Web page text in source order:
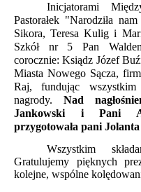
Inicjatorami
Pastorałek "Narodziła
Sikora, Teresa Kulig i
Szkół nr 5 Pan
corocznie: Ksiądz Józef
Miasta Nowego Sącza,
Raj, fundując
nagrody. Nad
Jankowski i Pani
przygotowała pani
Wszystkim
Gratulujemy pięknych
kolejne, wspólne